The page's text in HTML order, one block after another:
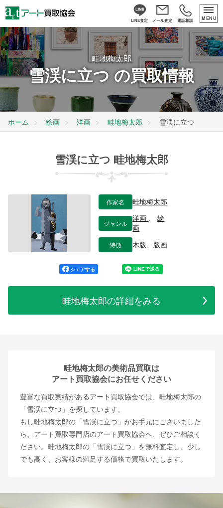
LINE査定 メール査定 電話相談 MENU
畦地梅太郎
雪渓に立つ の買取情報
ホーム 絵画 洋画 畦地梅太郎 雪渓に立つ
雪渓に立つ 畦地梅太郎
作家名 畦地梅太郎
ジャンル
洋画 、絵
画
特徴 木版、版画
シェアする
畦地梅太郎の詳細をみる
畦地梅太郎の美術品買取は
アート買取協会にお任せください
豊富な買取実績があるアート買取協会では、畦地梅太郎の
「雪渓に立つ」を探しています。
もし畦地梅太郎の「雪渓に立つ」がお手元にございました
ら、アート買取専門店のアート買取協会へ、ぜひご相談く
ださい。畦地梅太郎の「雪渓に立つ」を無料査定し、少し
でも高く、お客様の満足する価格で買取いたします。